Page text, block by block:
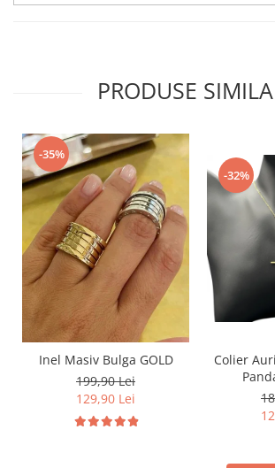
PRODUSE
-35%
Inel Masiv Bulga GOLD
199,90 Lei
129,90 Lei
-32%
Colier